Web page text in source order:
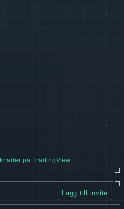
på TradingView
Lägg till invite